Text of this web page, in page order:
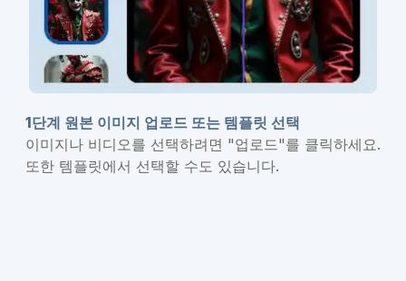
1단계 원본 이미지 업로드 또는 템플릿 선택
이미지나 비디오를 선택하려면 "업로드"를 클릭하세요.
또한 템플릿에서 선택할 수도 있습니다.